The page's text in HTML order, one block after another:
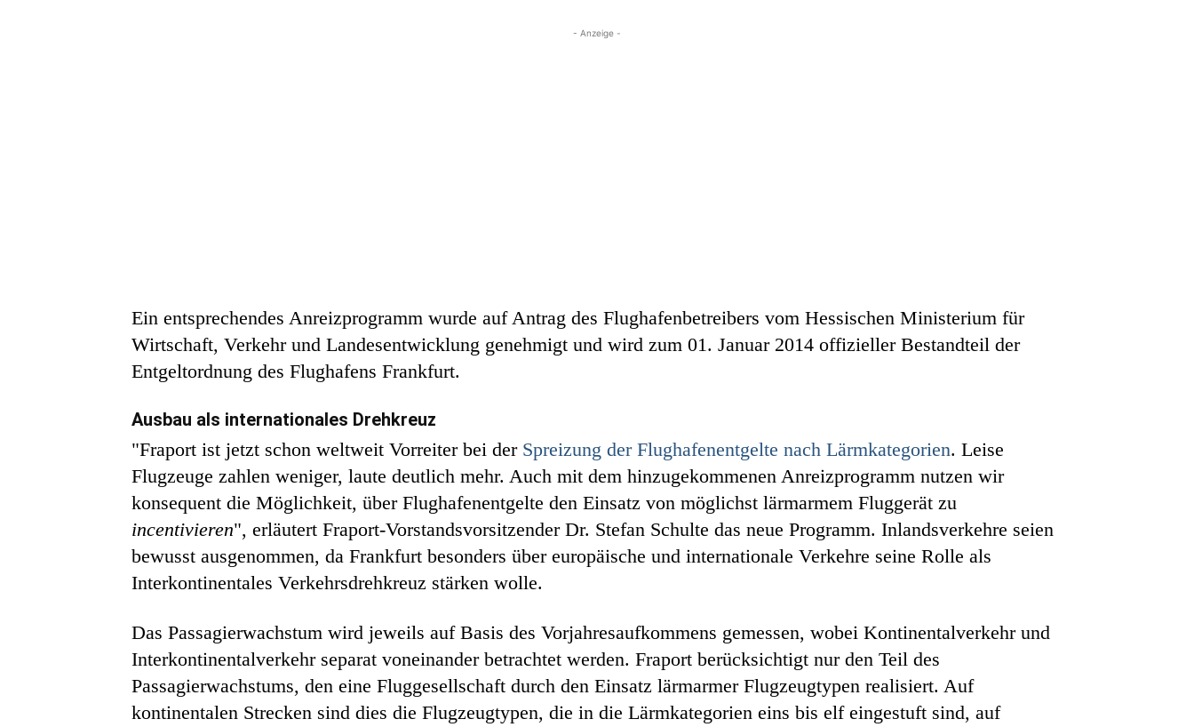
- Anzeige -
Ein entsprechendes Anreizprogramm wurde auf Antrag des Flughafenbetreibers vom Hessischen Ministerium für
Wirtschaft, Verkehr und Landesentwicklung genehmigt und wird zum 01. Januar 2014 offizieller Bestandteil der
Entgeltordnung des Flughafens Frankfurt.
Ausbau als internationales Drehkreuz
"Fraport ist jetzt schon weltweit Vorreiter bei der Spreizung der Flughafenentgelte nach Lärmkategorien. Leise
Flugzeuge zahlen weniger, laute deutlich mehr. Auch mit dem hinzugekommenen Anreizprogramm nutzen wir
konsequent die Möglichkeit, über Flughafenentgelte den Einsatz von möglichst lärmarmem Fluggerät zu
incentivieren", erläutert Fraport-Vorstandsvorsitzender Dr. Stefan Schulte das neue Programm. Inlandsverkehre seien
bewusst ausgenommen, da Frankfurt besonders über europäische und internationale Verkehre seine Rolle als
Interkontinentales Verkehrsdrehkreuz stärken wolle.
Das Passagierwachstum wird jeweils auf Basis des Vorjahresaufkommens gemessen, wobei Kontinentalverkehr und
Interkontinentalverkehr separat voneinander betrachtet werden. Fraport berücksichtigt nur den Teil des
Passagierwachstums, den eine Fluggesellschaft durch den Einsatz lärmarmer Flugzeugtypen realisiert. Auf
kontinentalen Strecken sind dies die Flugzeugtypen, die in die Lärmkategorien eins bis elf eingestuft sind, auf